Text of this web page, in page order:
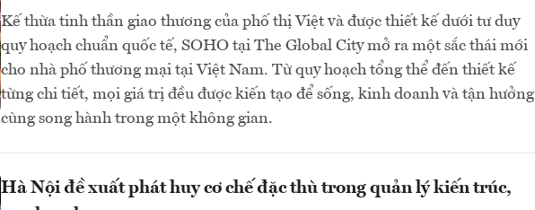
Kế thừa tinh thần giao thương của phố thị Việt và được thiết kế dưới tư duy
quy hoạch chuẩn quốc tế, SOHO tại The Global City mở ra một sắc thái mới
cho nhà phố thương mại tại Việt Nam. Từ quy hoạch tổng thể đến thiết kế
từng chi tiết, mọi giá trị đều được kiến tạo để sống, kinh doanh và tận hưởng
cùng song hành trong một không gian.
Hà Nội đề xuất phát huy cơ chế đặc thù trong quản lý kiến trúc,